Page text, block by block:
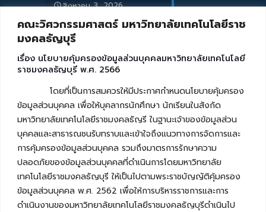
คณะวิศวกรรมศาสตร์ มหาวิทยาลัยเทคโนโลยีราช
มงคลธัญบุรี
เรื่อง นโยบายคุ้มครองข้อมูลส่วนบุคคลมหาวิทยาลัยเทคโนโลยี
ราชมงคลธัญบุรี พ.ศ. 2566
โดยที่เป็นการสมควรให้มีประกาศกำหนดนโยบายคุ้มครอง
ข้อมูลส่วนบุคคล เพื่อให้บุคลากรนักศึกษา นักเรียนในสังกัด
มหาวิทยาลัยเทคโนโลยีราชมงคลธัญรี ในฐานะเจ้าของข้อมูลส่วน
บุคคลและสาธารณชนรับทราบและเข้าใจถึงแนวทางการจัดการและ
การคุ้มครองข้อมูลส่วนบุคคล รวมถึงมาตรการรักษาความ
ปลอดภัยของข้อมูลส่วนบุคคลที่ดำเนินการโดยมหาวิทยาลัย
เทคโนโลยีราชมงคลธัญบุรี ให้เป็นไปตามพระราชบัญญัติคุ้มครอง
ข้อมูลส่วนบุคคล พ.ศ. 2562 เพื่อให้การบริหารราชการและการ
ดำเนินงานของมหาวิทยาลัยเทคโนโลยีราชมงคลธัญบุรีดำเนินไป
สิงหาคม 3, 2026